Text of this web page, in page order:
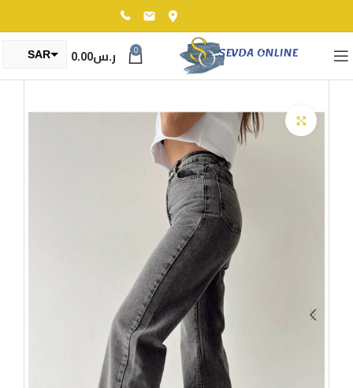
0 ر.س0.00
SAR
TRY
Click to enlarge